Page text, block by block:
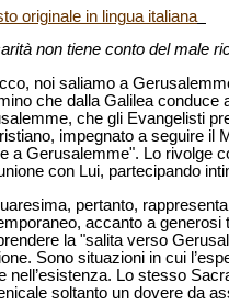
originale in lingua italiana
non tiene conto del male
noi saliamo a
che dalla Galilea conduce
che gli Evangelisti
impegnato a seguire il
a Gerusalemme". Lo rivolge
con Lui, partecipando
pertanto,
accanto a generosi
la "salita verso
Sono situazioni in cui
nell’esistenza. Lo stesso
soltanto un dovere da